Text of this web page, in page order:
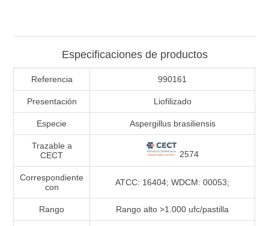
Especificaciones de productos
Referencia 990161
Presentación Liofilizado
Especie Aspergillus brasiliensis
Trazable a
CECT
2574
Correspondiente
con
ATCC: 16404; WDCM: 00053;
Rango Rango alto >1.000 ufc/pastilla